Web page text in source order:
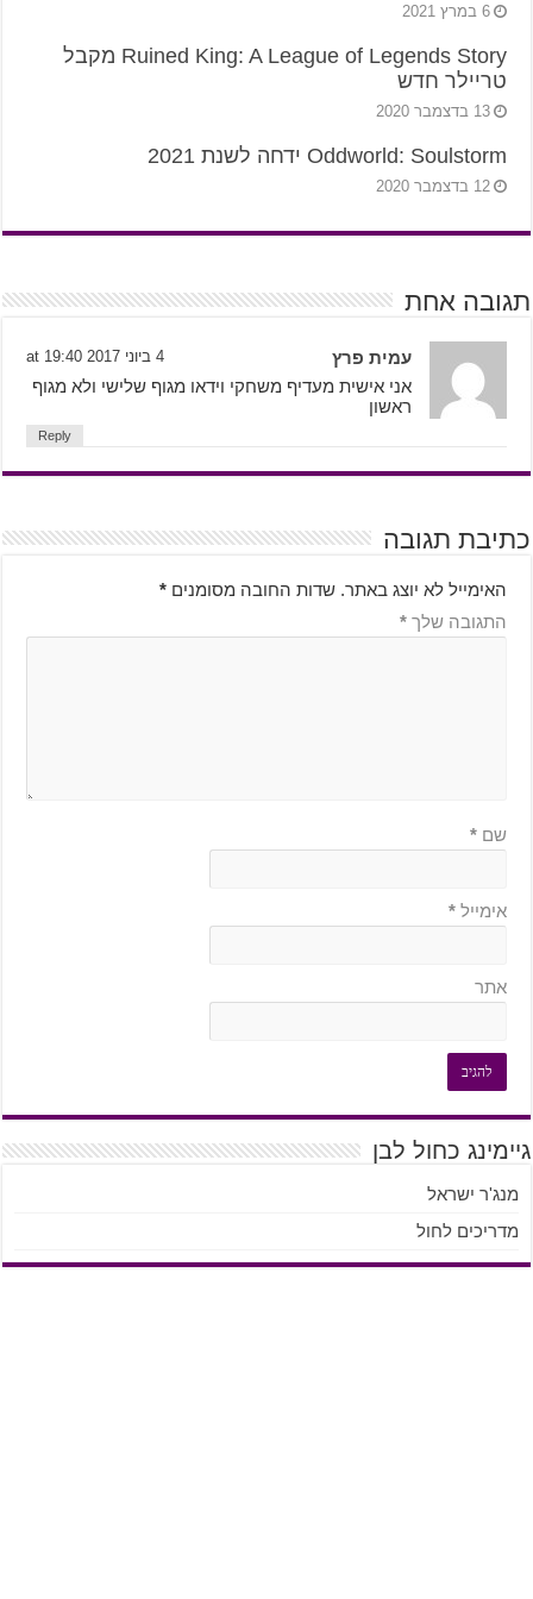
6 במרץ 2021
Ruined King: A League of Legends Story מקבל
טריילר חדש
13 בדצמבר 2020
Oddworld: Soulstorm ידחה לשנת 2021
12 בדצמבר 2020
תגובה אחת
עמית פרץ 4 ביוני 2017 at 19:40
אני אישית מעדיף משחקי וידאו מגוף שלישי ולא מגוף
ראשון
Reply
כתיבת תגובה
האימייל לא יוצג באתר. שדות החובה מסומנים *
התגובה שלך *
שם *
אימייל *
אתר
גיימינג כחול לבן
מנג'ר ישראל
מדריכים לחול